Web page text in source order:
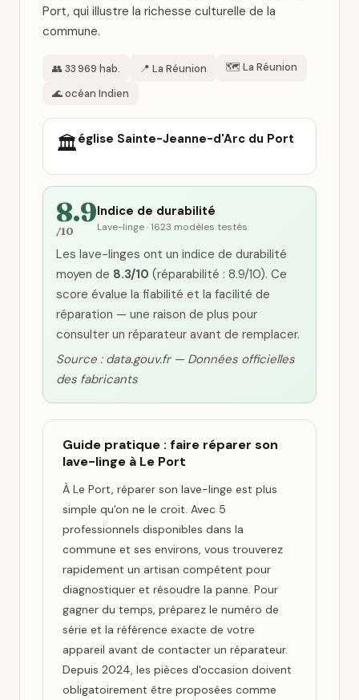
Port, qui illustre la richesse culturelle de la
commune.
👥 33 969 hab. 📍 La Réunion
🗺️ La Réunion
🌊 océan Indien
🏛️église Sainte-Jeanne-d'Arc du Port
8.9
/10
Indice de durabilité
Lave-linge · 1623 modèles testés
Les lave-linges ont un indice de durabilité
moyen de 8.3/10 (réparabilité : 8.9/10). Ce
score évalue la fiabilité et la facilité de
réparation — une raison de plus pour
consulter un réparateur avant de remplacer.
Source : data.gouv.fr — Données officielles
des fabricants
Guide pratique : faire réparer son
lave-linge à Le Port
À Le Port, réparer son lave-linge est plus
simple qu'on ne le croit. Avec 5
professionnels disponibles dans la
commune et ses environs, vous trouverez
rapidement un artisan compétent pour
diagnostiquer et résoudre la panne. Pour
gagner du temps, préparez le numéro de
série et la référence exacte de votre
appareil avant de contacter un réparateur.
Depuis 2024, les pièces d'occasion doivent
obligatoirement être proposées comme